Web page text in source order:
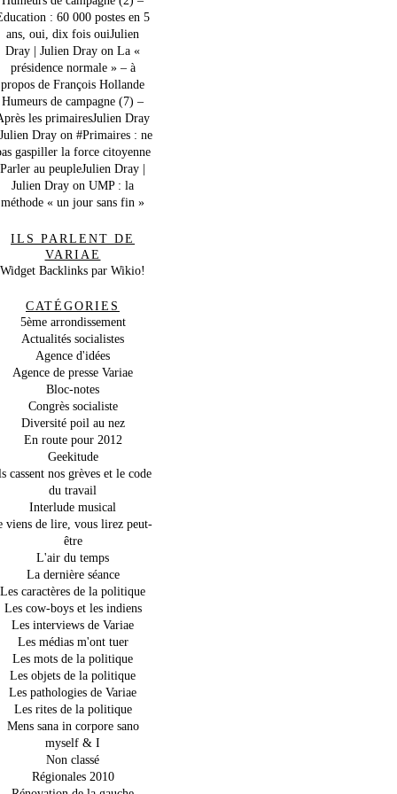
: 60 000 postes en 5
ans, oui, dix fois ouiJulien
Dray | Julien Dray on La «
présidence normale » – à
propos de François Hollande
Humeurs de campagne (7) –
les primairesJulien Dray
Dray on #Primaires : ne
gaspiller la force citoyenne
Parler au peupleJulien Dray |
Julien Dray on UMP : la
méthode « un jour sans fin »
ILS PARLENT DE
VARIAE
Widget Backlinks par Wikio!
CATÉGORIES
5ème arrondissement
Actualités socialistes
Agence d'idées
Agence de presse Variae
Bloc-notes
Congrès socialiste
Diversité poil au nez
En route pour 2012
Geekitude
cassent nos grèves et le code
du travail
Interlude musical
viens de lire, vous lirez peut-
être
L'air du temps
La dernière séance
Les caractères de la politique
Les cow-boys et les indiens
Les interviews de Variae
Les médias m'ont tuer
Les mots de la politique
Les objets de la politique
Les pathologies de Variae
Les rites de la politique
Mens sana in corpore sano
myself & I
Non classé
Régionales 2010